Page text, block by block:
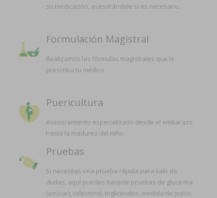
su medicación, asesorándole si es necesario.
Formulación Magistral
Realizamos las fórmulas magistrales que le
prescriba tu médico.
Puericultura
Asesoramiento especializado desde el embarazo
hasta la madurez del niño.
Pruebas
Si necesitas una prueba rápida para salir de
dudas, aquí puedes hacerte pruebas de glucemia
(azúcar), colesterol, triglicéridos, medida de pulso,